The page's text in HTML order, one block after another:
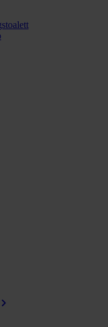
chevron_right